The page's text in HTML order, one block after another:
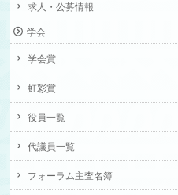
求人・公募情報
学会
学会賞
虹彩賞
役員一覧
代議員一覧
フォーラム主査名簿